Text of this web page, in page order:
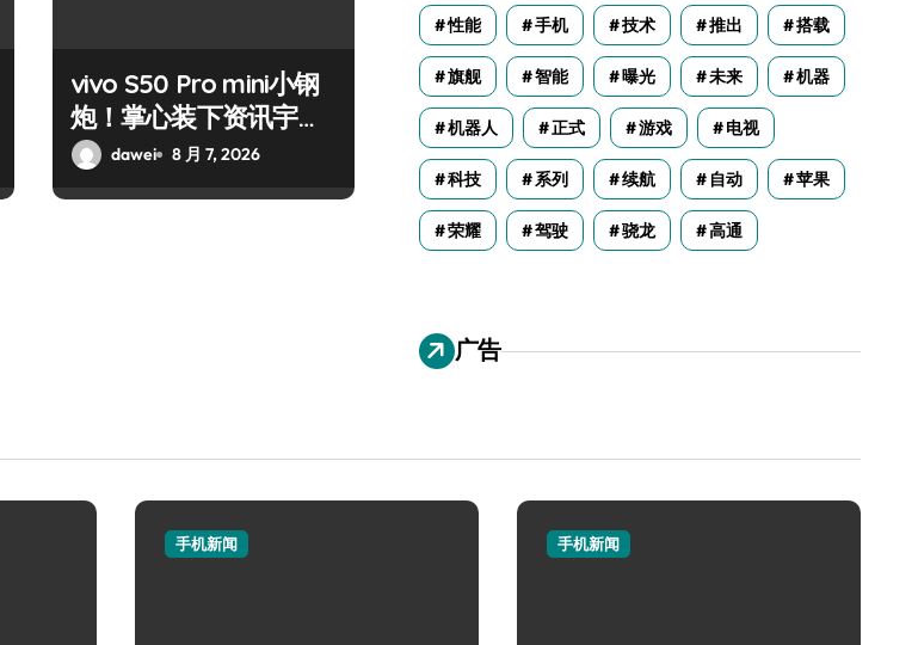
vivo S50 Pro mini小钢
炮！掌心装下资讯宇
宙，潮玩不设限！
dawei 8 月 7, 2026
性能 手机 技术 推出 搭载
旗舰 智能 曝光 未来 机器
机器人 正式 游戏 电视
科技 系列 续航 自动 苹果
荣耀 驾驶 骁龙 高通
广告
手机新闻 手机新闻